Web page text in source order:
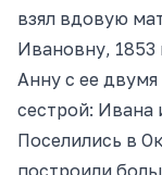
взял вдовую
Ивановну, 1853
Анну с ее
сестрой: Ивана
Поселились в
построили